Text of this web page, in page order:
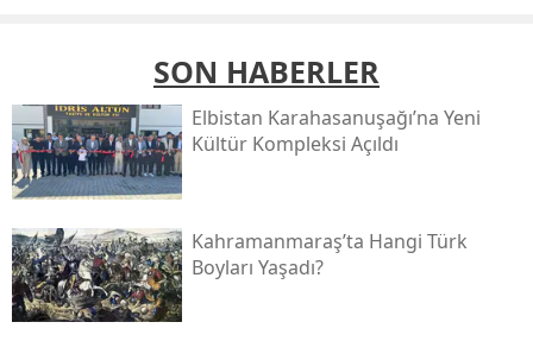
SON HABERLER
Elbistan Karahasanuşağı’na Yeni
Kültür Kompleksi Açıldı
Kahramanmaraş’ta Hangi Türk
Boyları Yaşadı?